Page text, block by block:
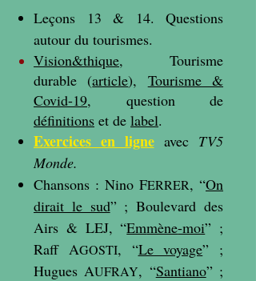
Leçons 13 & 14. Questions
autour du tourismes.
Vision&thique, Tourisme
durable (article), Tourisme &
Covid-19, question de
définitions ​ et de label.
Exercices en ligneavec TV5
Monde.
Chansons : Nino FERRER, “On
dirait le sud” ; Boulevard des
Airs & LEJ, “Emmène-moi” ;
Raff AGOSTI, “Le voyage” ;
Hugues AUFRAY, “Santiano” ;